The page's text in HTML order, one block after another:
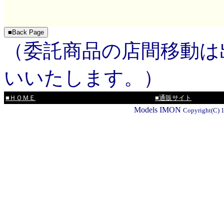
（委託商品の店間移動
いいたします。）
■ＨＯＭＥ ■通販サイト
Models IMON Copyright(C)